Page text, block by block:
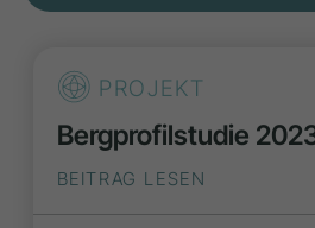
PROJEKT
Bergprofilstudie
BEITRAG LESEN